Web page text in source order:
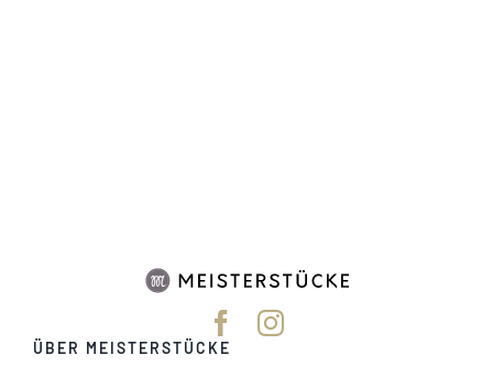
ÜBER MEISTERSTÜCKE